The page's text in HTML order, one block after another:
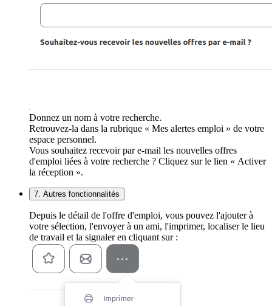
Donnez un nom à votre recherche.
Retrouvez-la dans la rubrique « Mes alertes emploi » de votre
espace personnel.
Vous souhaitez recevoir par e-mail les nouvelles offres
d'emploi liées à votre recherche ? Cliquez sur le lien « Activer
la réception ».
7. Autres fonctionnalités
Depuis le détail de l'offre d'emploi, vous pouvez l'ajouter à
votre sélection, l'envoyer à un ami, l'imprimer, localiser le lieu
de travail et la signaler en cliquant sur :